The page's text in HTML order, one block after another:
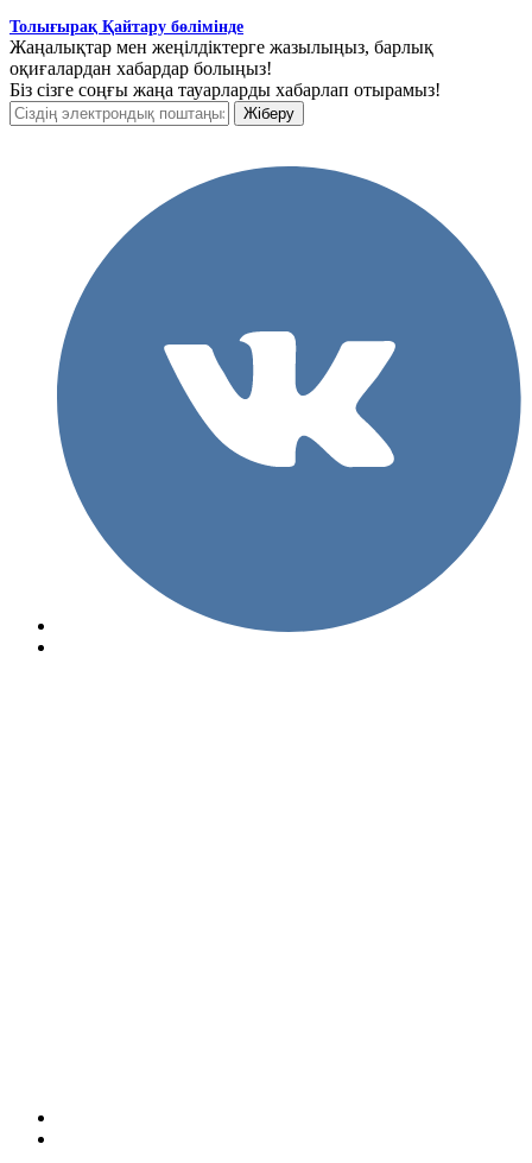
Толығырақ Қайтару бөлімінде
Жаңалықтар мен жеңілдіктерге жазылыңыз, барлық
оқиғалардан хабардар болыңыз!
Біз сізге соңғы жаңа тауарларды хабарлап отырамыз!